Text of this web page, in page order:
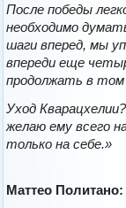
После победы
необходимо
шаги вперед, мы
впереди еще
продолжать в том
Уход
желаю ему всего
только на себе.»
Маттео Политано: